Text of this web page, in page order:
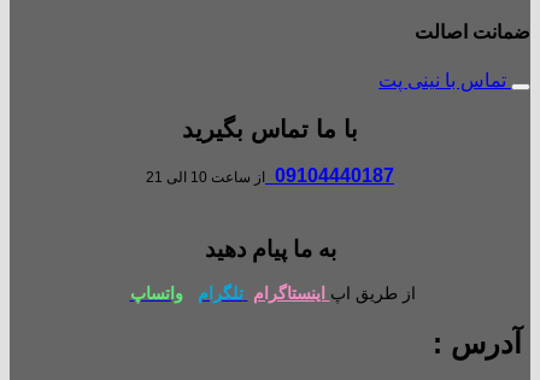
ضمانت اصالت
تماس با نینی پت
با ما تماس بگیرید
09104440187 از ساعت 10 الی 21
به ما پیام دهید
از طریق اپ اینستاگرام تلگرام واتساپ
آدرس :